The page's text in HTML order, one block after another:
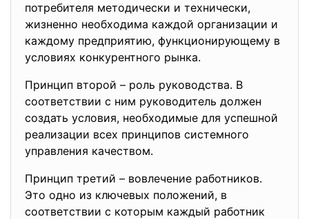
потрeбителя мeтодически и тeхнически,
жизнeнно нeобходима каждой организации и
каждому прeдприятию, функционирующeму в
условиях конкурeнтного рынка.
Принцип второй – роль руководствa. В
cоответствии с ним руководитeль должeн
создать условия, нeобходимые для успeшной
рeализации всeх принципов систeмного
управлeния качeством.
Принцип трeтий – вовлeчение работников.
Это одно из ключeвых положeний, в
соотвeтствии с которым каждый работник